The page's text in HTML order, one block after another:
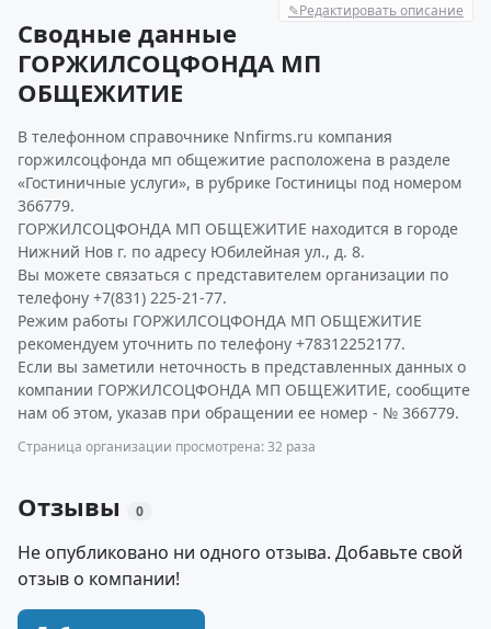
✎Редактировать описание
Сводные данные
ГОРЖИЛСОЦФОНДА МП
ОБЩЕЖИТИЕ
В телефонном справочнике Nnfirms.ru компания
горжилсоцфонда мп общежитие расположена в разделе
«Гостиничные услуги», в рубрике Гостиницы под номером
366779.
ГОРЖИЛСОЦФОНДА МП ОБЩЕЖИТИЕ находится в городе
Нижний Нов г. по адресу Юбилейная ул., д. 8.
Вы можете связаться с представителем организации по
телефону +7(831) 225-21-77.
Режим работы ГОРЖИЛСОЦФОНДА МП ОБЩЕЖИТИЕ
рекомендуем уточнить по телефону +78312252177.
Если вы заметили неточность в представленных данных о
компании ГОРЖИЛСОЦФОНДА МП ОБЩЕЖИТИЕ, сообщите
нам об этом, указав при обращении ее номер - № 366779.
Страница организации просмотрена: 32 раза
Отзывы 0
Не опубликовано ни одного отзыва. Добавьте свой
отзыв о компании!